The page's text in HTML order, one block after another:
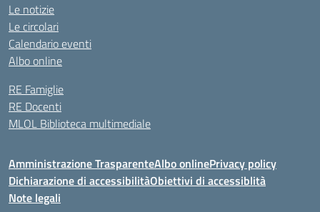
Le notizie
Le circolari
Calendario eventi
Albo online
RE Famiglie
RE Docenti
MLOL Biblioteca multimediale
Amministrazione TrasparenteAlbo onlinePrivacy policy
Dichiarazione di accessibilitàObiettivi di accessiblità
Note legali